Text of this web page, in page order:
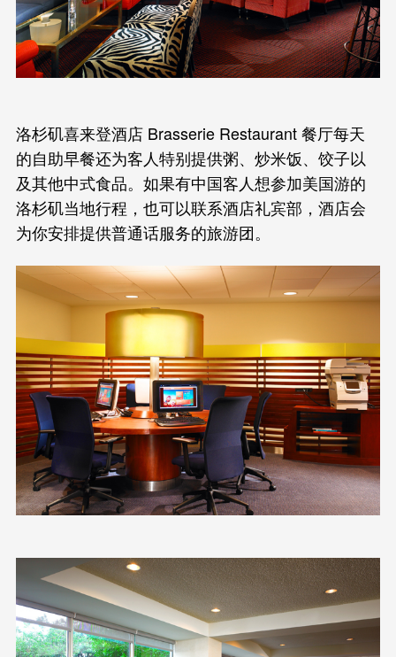
洛杉矶喜来登酒店 Brasserie Restaurant 餐厅每天
的自助早餐还为客人特别提供粥、炒米饭、饺子以
及其他中式食品。如果有中国客人想参加美国游的
洛杉矶当地行程，也可以联系酒店礼宾部，酒店会
为你安排提供普通话服务的旅游团。